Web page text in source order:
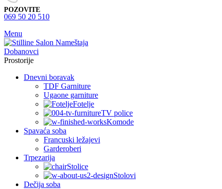
POZOVITE
069 50 20 510
Menu
Prostorije
Dnevni boravak
TDF Garniture
Ugaone garniture
Fotelje
TV police
Komode
Spavaća soba
Francuski ležajevi
Garderoberi
Trpezarija
Stolice
Stolovi
Dečija soba